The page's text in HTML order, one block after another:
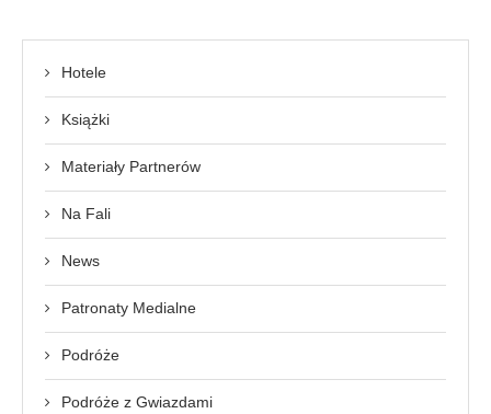
Hotele
Książki
Materiały Partnerów
Na Fali
News
Patronaty Medialne
Podróże
Podróże z Gwiazdami